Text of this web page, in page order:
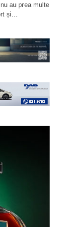
au prea multe
și…